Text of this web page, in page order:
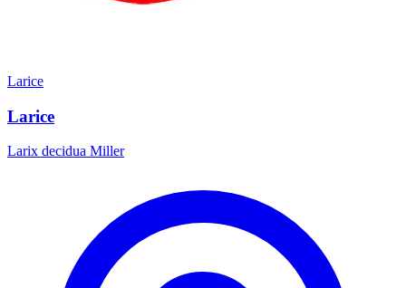
Larice
Larice
Larix decidua Miller